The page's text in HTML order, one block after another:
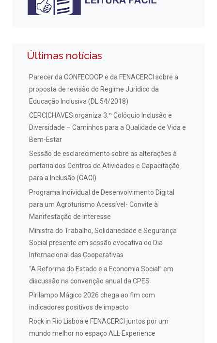
Últimas notícias
Parecer da CONFECOOP e da FENACERCI sobre a
proposta de revisão do Regime Jurídico da
Educação Inclusiva (DL 54/2018)
CERCICHAVES organiza 3.º Colóquio Inclusão e
Diversidade – Caminhos para a Qualidade de Vida e
Bem-Estar
Sessão de esclarecimento sobre as alterações à
portaria dos Centros de Atividades e Capacitação
para a Inclusão (CACI)
Programa Individual de Desenvolvimento Digital
para um Agroturismo Acessível- Convite à
Manifestação de Interesse
Ministra do Trabalho, Solidariedade e Segurança
Social presente em sessão evocativa do Dia
Internacional das Cooperativas
“A Reforma do Estado e a Economia Social” em
discussão na convenção anual da CPES
Pirilampo Mágico 2026 chega ao fim com
indicadores positivos de impacto
Rock in Rio Lisboa e FENACERCI juntos por um
mundo melhor no espaço ALL Experience